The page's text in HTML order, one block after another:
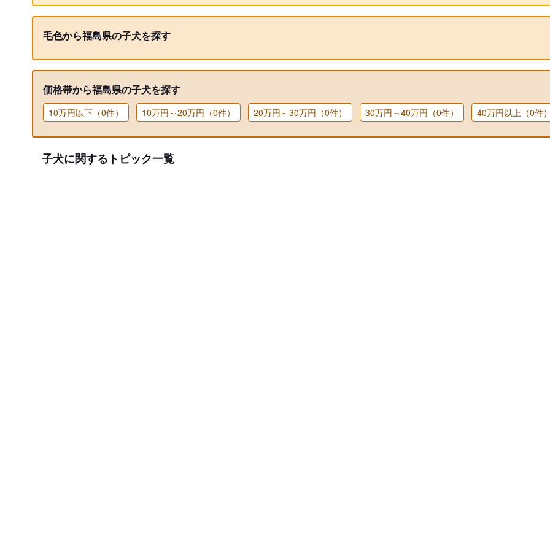
毛色から福島県の子犬を探す
価格帯から福島県の子犬を探す
10万円以下（0件） 10万円～20万円（0件） 20万円～30万円（0件） 30万円～40万円（0件） 40万円以上（0件
子犬に関するトピック一覧